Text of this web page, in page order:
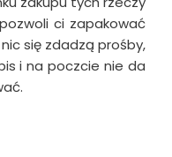
ci zapakować
się zdadzą prośby,
i na poczcie nie da